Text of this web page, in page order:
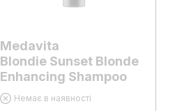
Medavita
Blondie Sunset Blonde
Enhancing Shampoo
Немає в наявності